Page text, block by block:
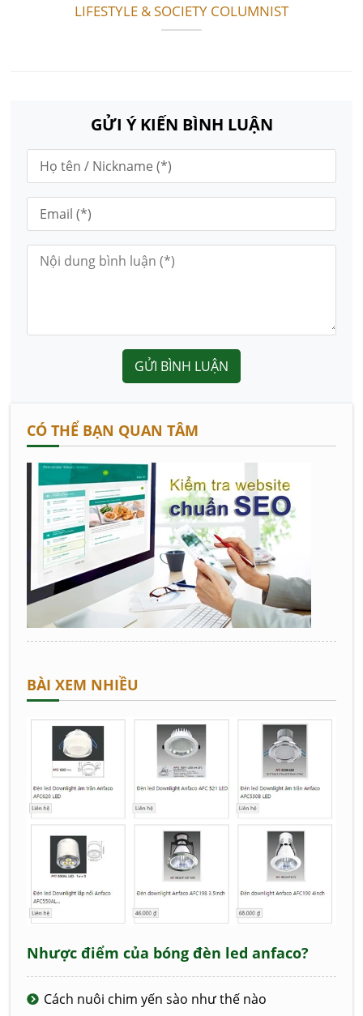
LIFESTYLE & SOCIETY COLUMNIST
GỬI Ý KIẾN BÌNH LUẬN
GỬI BÌNH LUẬN
CÓ THỂ BẠN QUAN TÂM
BÀI XEM NHIỀU
Nhược điểm của bóng đèn led anfaco?
Cách nuôi chim yến sào như thế nào